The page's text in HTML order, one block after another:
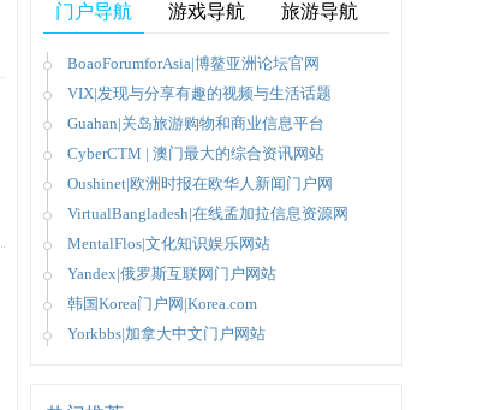
门户导航 游戏导航 旅游导航
BoaoForumforAsia|博鳌亚洲论坛官网
VIX|发现与分享有趣的视频与生活话题
Guahan|关岛旅游购物和商业信息平台
CyberCTM | 澳门最大的综合资讯网站
Oushinet|欧洲时报在欧华人新闻门户网
VirtualBangladesh|在线孟加拉信息资源网
MentalFlos|文化知识娱乐网站
Yandex|俄罗斯互联网门户网站
韩国Korea门户网|Korea.com
Yorkbbs|加拿大中文门户网站